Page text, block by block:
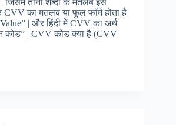
CVV का मतलब या फुल फॉर्म होता है
| और हिंदी में CVV का अर्थ
कोड” | CVV कोड क्या है (CVV